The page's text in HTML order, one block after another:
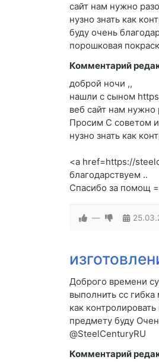
сайт нам нужно
нузно знать как
буду очень
порошковая
Комментарий
доброй ночи ,,
нашли с сыном
веб сайт нам нужно
Просим C советом
нузно знать как
<a href=https://
благодарствуем ..
Спасибо за помощ
—
Доброго времени
выполнить cc
как
предмету буду
@SteelCenturyRU
Комментарий